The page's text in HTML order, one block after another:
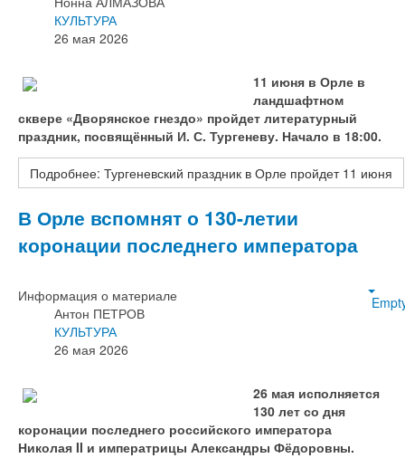
КУЛЬТУРА
26 мая 2026
11 июня в Орле в
ландшафтном
сквере «Дворянское гнездо» пройдет литературный
праздник, посвящённый И. С. Тургеневу. Начало в 18:00.
Подробнее: Тургеневский праздник в Орле пройдет 11 июня
В Орле вспомнят о 130-летии
коронации последнего императора
Информация о материале
Антон ПЕТРОВ
КУЛЬТУРА
26 мая 2026
26 мая исполняется
130 лет со дня
коронации последнего российского императора
Николая II и императрицы Александры Фёдоровны.